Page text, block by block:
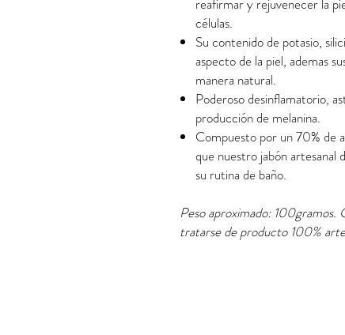
reafirmar y rejuvenecer la
células.
Su contenido de potasio,
aspecto de la piel, ademas
manera natural.
Poderoso desinflamatorio,
producción de melanina.
Compuesto por un 70% de
que nuestro jabón artesanal
su rutina de baño.
Peso aproximado: 100gramos.
tratarse de producto 100%